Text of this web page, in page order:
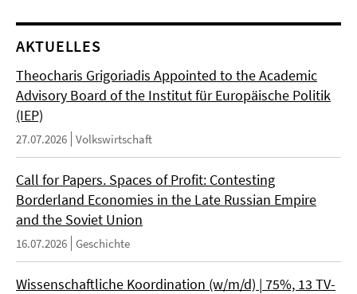
AKTUELLES
Theocharis Grigoriadis Appointed to the Academic
Advisory Board of the Institut für Europäische Politik
(IEP)
27.07.2026 Volkswirtschaft
Call for Papers. Spaces of Profit: Contesting
Borderland Economies in the Late Russian Empire
and the Soviet Union
16.07.2026 Geschichte
Wissenschaftliche Koordination (w/m/d) | 75%, 13 TV-